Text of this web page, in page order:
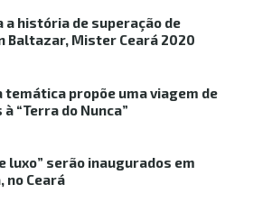
a história de superação de
Baltazar, Mister Ceará 2020
temática propõe uma viagem de
“Terra do Nunca”
luxo” serão inaugurados em
no Ceará